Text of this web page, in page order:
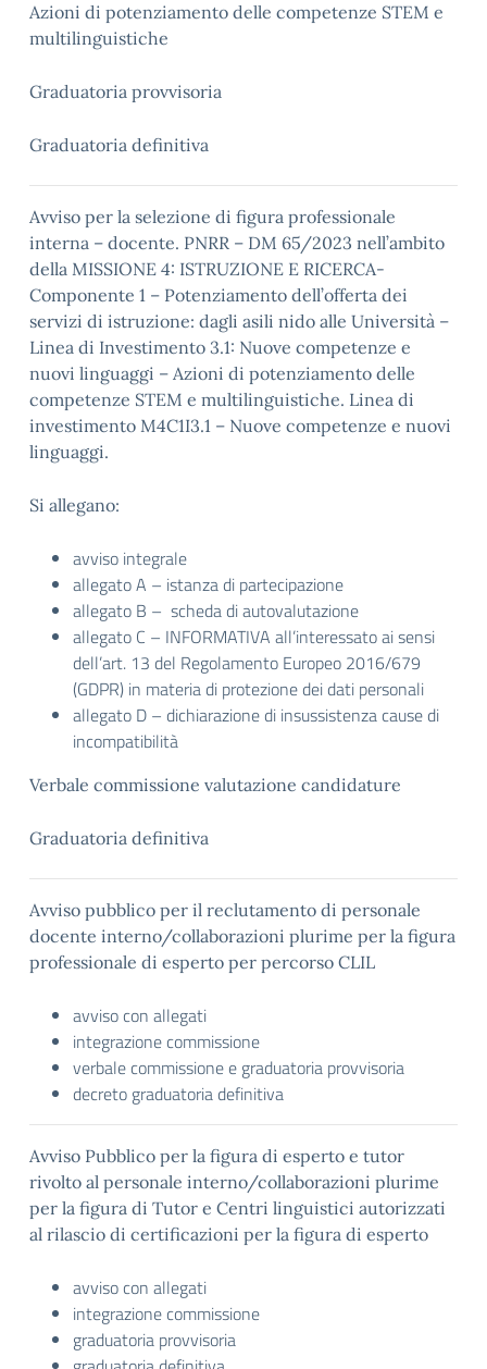
Azioni di potenziamento delle competenze STEM e
multilinguistiche
Graduatoria provvisoria
Graduatoria definitiva
Avviso per la selezione di figura professionale
interna – docente. PNRR – DM 65/2023 nell’ambito
della MISSIONE 4: ISTRUZIONE E RICERCA-
Componente 1 – Potenziamento dell’offerta dei
servizi di istruzione: dagli asili nido alle Università –
Linea di Investimento 3.1: Nuove competenze e
nuovi linguaggi – Azioni di potenziamento delle
competenze STEM e multilinguistiche. Linea di
investimento M4C1I3.1 – Nuove competenze e nuovi
linguaggi.
Si allegano:
avviso integrale
allegato A – istanza di partecipazione
allegato B – scheda di autovalutazione
allegato C – INFORMATIVA all’interessato ai sensi
dell’art. 13 del Regolamento Europeo 2016/679
(GDPR) in materia di protezione dei dati personali
allegato D – dichiarazione di insussistenza cause di
incompatibilità
Verbale commissione valutazione candidature
Graduatoria definitiva
Avviso pubblico per il reclutamento di personale
docente interno/collaborazioni plurime per la figura
professionale di esperto per percorso CLIL
avviso con allegati
integrazione commissione
verbale commissione e graduatoria provvisoria
decreto graduatoria definitiva
Avviso Pubblico per la figura di esperto e tutor
rivolto al personale interno/collaborazioni plurime
per la figura di Tutor e Centri linguistici autorizzati
al rilascio di certificazioni per la figura di esperto
avviso con allegati
integrazione commissione
graduatoria provvisoria